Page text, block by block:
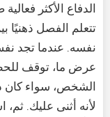
الدفاع الأكثر
تتعلم الفصل
نفسه. عندما تجد
عرض ما، توقف
الشخص، سواء كان
لأنه أثنى عليك.